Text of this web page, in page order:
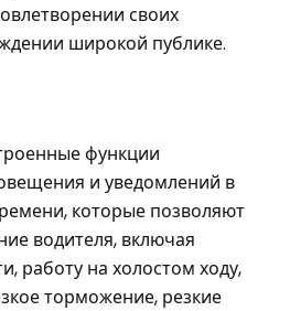
своих
широкой публике.
функции
и уведомлений в
которые позволяют
водителя, включая
работу на холостом ходу,
торможение, резкие